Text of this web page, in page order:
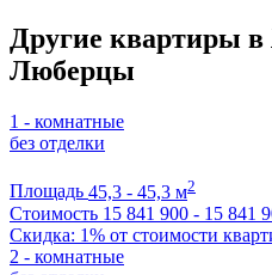
Другие квартиры
Люберцы
1 - комнатные
без отделки
Площадь 45,3 - 45,3 м2
Стоимость 15 841 900 - 15 841
Скидка: 1% от стоимости
2 - комнатные